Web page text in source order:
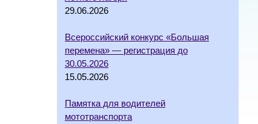
29.06.2026
Всероссийский конкурс «Большая
перемена» — регистрация до
30.05.2026
15.05.2026
Памятка для водителей
мототранспорта